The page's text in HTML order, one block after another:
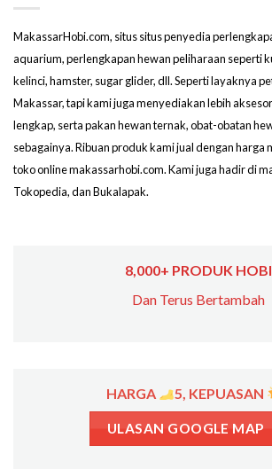
MakassarHobi.com, situs situs penyedia
aquarium, perlengkapan hewan peliharaan seperti
kelinci, hamster, sugar glider, dll. Seperti layaknya
Makassar, tapi kami juga menyediakan lebih
lengkap, serta pakan hewan ternak, obat-obatan
sebagainya. Ribuan produk kami jual dengan harga
toko online makassarhobi.com. Kami juga hadir di
Tokopedia, dan Bukalapak.
8,000+ PRODUK HOBI
Dan Terus Bertambah
HARGA 5, KEPUASAN
ULASAN GOOGLE MAP